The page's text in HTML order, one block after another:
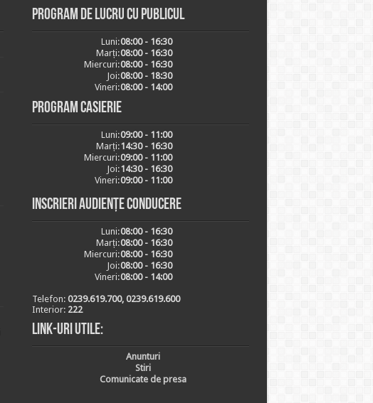
Program de lucru cu publicul
Luni:08:00 - 16:30
Marți:08:00 - 16:30
Miercuri:08:00 - 16:30
Joi:08:00 - 18:30
Vineri:08:00 - 14:00
Program casierie
Luni:09:00 - 11:00
Marți:14:30 - 16:30
Miercuri:09:00 - 11:00
Joi:14:30 - 16:30
Vineri:09:00 - 11:00
Inscrieri audiențe conducere
Luni:08:00 - 16:30
Marți:08:00 - 16:30
Miercuri:08:00 - 16:30
Joi:08:00 - 16:30
Vineri:08:00 - 14:00
Telefon: 0239.619.700, 0239.619.600
Interior: 222
Link-uri utile:
Anunturi
Stiri
Comunicate de presa